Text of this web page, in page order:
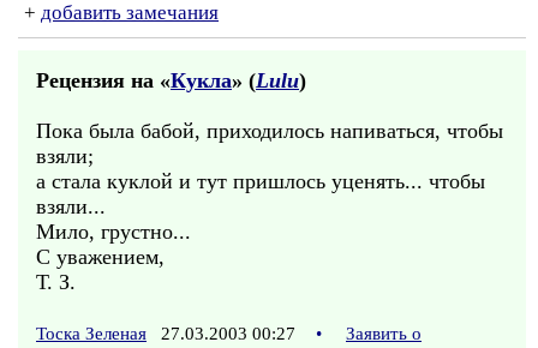
+ добавить замечания
Рецензия на «Кукла» (Lulu)
Пока была бабой, приходилось напиваться, чтобы
взяли;
а стала куклой и тут пришлось уценять... чтобы
взяли...
Мило, грустно...
С уважением,
Т. З.
Тоска Зеленая 27.03.2003 00:27 •
Заявить о